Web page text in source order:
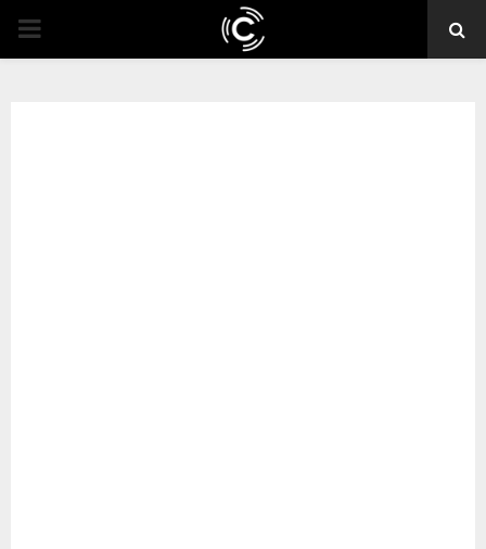
PRIMARY